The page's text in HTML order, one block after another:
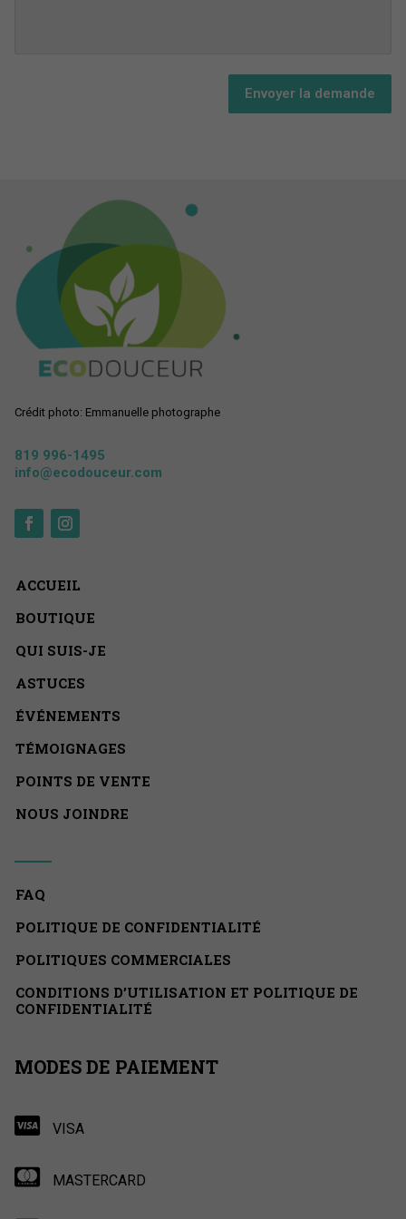
Envoyer la demande
Crédit photo: Emmanuelle photographe
819 996-1495
info@ecodouceur.com
ACCUEIL
BOUTIQUE
QUI SUIS-JE
ASTUCES
ÉVÉNEMENTS
TÉMOIGNAGES
POINTS DE VENTE
NOUS JOINDRE
FAQ
POLITIQUE DE CONFIDENTIALITÉ
POLITIQUES COMMERCIALES
CONDITIONS D’UTILISATION ET POLITIQUE DE
CONFIDENTIALITÉ
MODES DE PAIEMENT
VISA
MASTERCARD